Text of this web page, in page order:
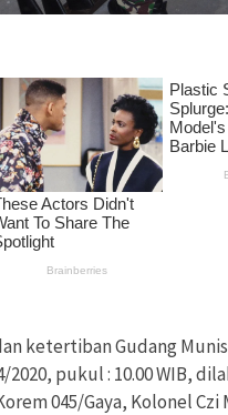
ketertiban Gudang
pukul : 10.00 WIB,
045/Gaya, Kolonel Czi